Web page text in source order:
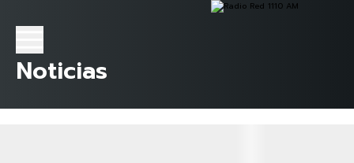
Noticias